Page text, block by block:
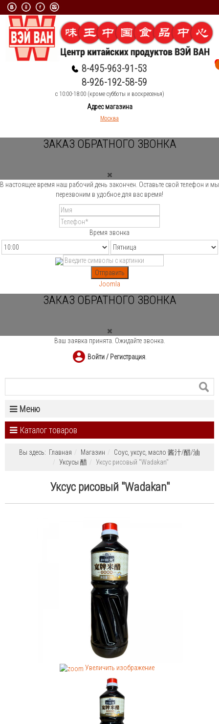
8-495-963-91-53
8-926-192-58-59
c 10:00-18:00 (кроме субботы и воскресенья)
Адрес магазина
Москва
ЗАКАЗ ОБРАТНОГО ЗВОНКА
В настоящее время наш рабочий день закончен. Оставьте свой телефон и мы
перезвоним в удобное для вас время!
Время звонка
Отправить
Joomla
ЗАКАЗ ОБРАТНОГО ЗВОНКА
Ваш заявка принята. Ожидайте звонка.
Войти / Регистрация.
Меню
Каталог товаров
Вы здесь: Главная Магазин
Соус, уксус, масло 酱汁/醋/油
Уксусы 醋
Уксус рисовый "Wadakan"
Уксус рисовый "Wadakan"
Увеличить изображение